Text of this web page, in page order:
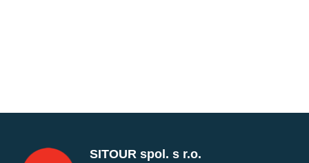
SITOUR spol. s r.o.